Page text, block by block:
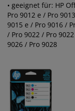
• geeignet für: HP
Pro 9012 e / Pro
9015 e / Pro 9016 /
/ Pro 9022 / Pro
9026 / Pro 9028